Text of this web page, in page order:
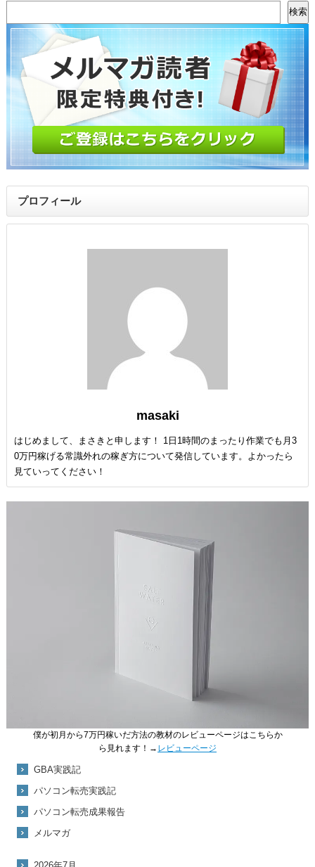
検索
プロフィール
masaki
はじめまして、まさきと申します！ 1日1時間のまったり作業でも月3
0万円稼げる常識外れの稼ぎ方について発信しています。よかったら
見ていってください！
僕が初月から7万円稼いだ方法の教材のレビューページはこちらか
ら見れます！→ レビューページ
GBA実践記
パソコン転売実践記
パソコン転売成果報告
メルマガ